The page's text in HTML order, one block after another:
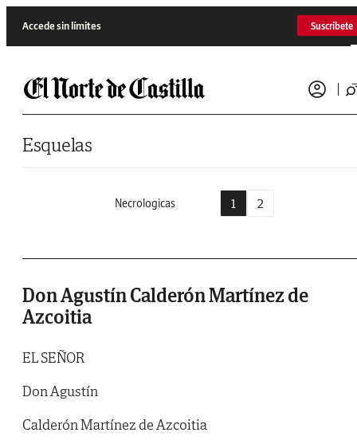
Accede sin límites Suscríbete
Esquelas
Necrologicas 1 2
Don Agustín Calderón Martínez de
Azcoitia
EL SEÑOR
Don Agustín
Calderón Martínez de Azcoitia